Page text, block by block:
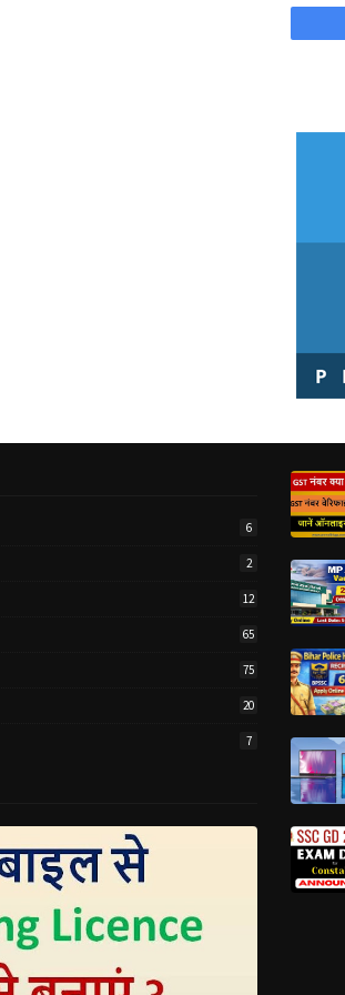
6
2
12
65
75
20
7